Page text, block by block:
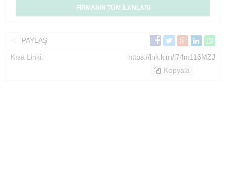
FİRMANIN TÜM İLANLARI
PAYLAŞ
Kısa Linki:
https://lnk.kim/l74m116MZJ
Kopyala